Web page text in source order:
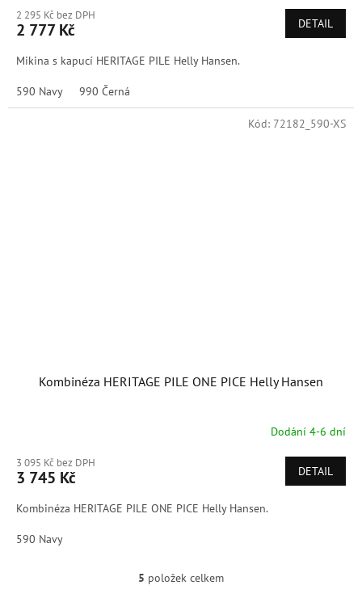
2 295 Kč bez DPH
2 777 Kč DETAIL
Mikina s kapucí HERITAGE PILE Helly Hansen.
590 Navy 990 Černá
Kombinéza HERITAGE PILE ONE PICE Helly Hansen
Dodání 4-6 dní
3 095 Kč bez DPH
3 745 Kč DETAIL
Kombinéza HERITAGE PILE ONE PICE Helly Hansen.
590 Navy
Kód: 72182_590-XS
O
5 položek celkem